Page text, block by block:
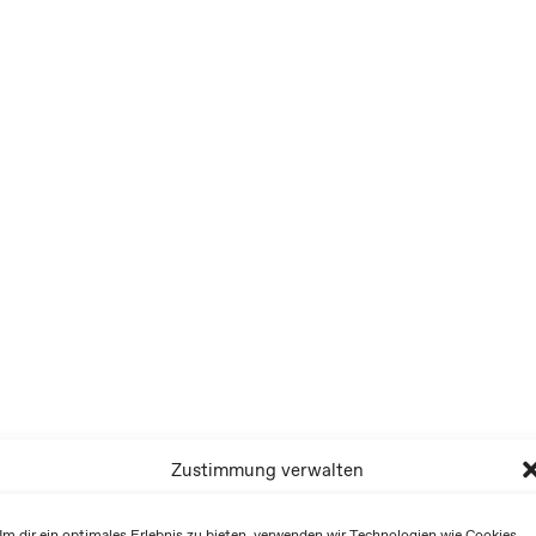
Zustimmung verwalten